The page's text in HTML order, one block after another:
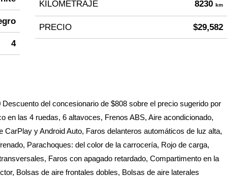
4
KILOMETRAJE 8230km
PRECIO $29,582
del concesionario de $808 sobre el precio sugerido por
en las 4 ruedas, 6 altavoces, Frenos ABS, Aire acondicionado,
y Android Auto, Faros delanteros automáticos de luz alta,
Parachoques: del color de la carrocería, Rojo de carga,
Faros con apagado retardado, Compartimento en la
Bolsas de aire frontales dobles, Bolsas de aire laterales